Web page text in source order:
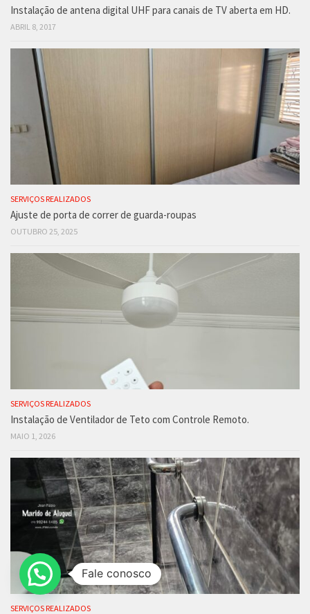
Instalação de antena digital UHF para canais de TV aberta em HD.
ABRIL 8, 2017
SERVIÇOS REALIZADOS
Ajuste de porta de correr de guarda-roupas
OUTUBRO 25, 2025
SERVIÇOS REALIZADOS
Instalação de Ventilador de Teto com Controle Remoto.
MAIO 1, 2026
SERVIÇOS REALIZADOS
Fale conosco